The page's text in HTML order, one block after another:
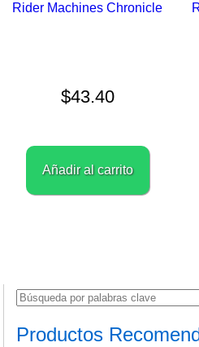
Rider Machines Chronicle
$43.40
Añadir al carrito
Productos